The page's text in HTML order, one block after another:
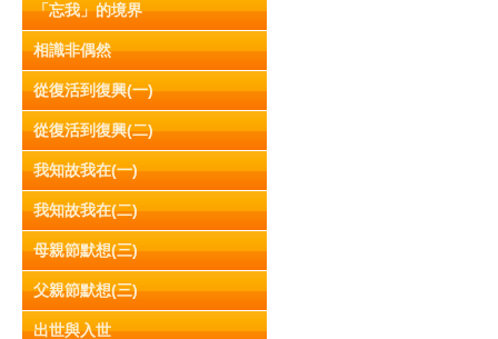
「忘我」的境界
相識非偶然
從復活到復興(一)
從復活到復興(二)
我知故我在(一)
我知故我在(二)
母親節默想(三)
父親節默想(三)
出世與入世